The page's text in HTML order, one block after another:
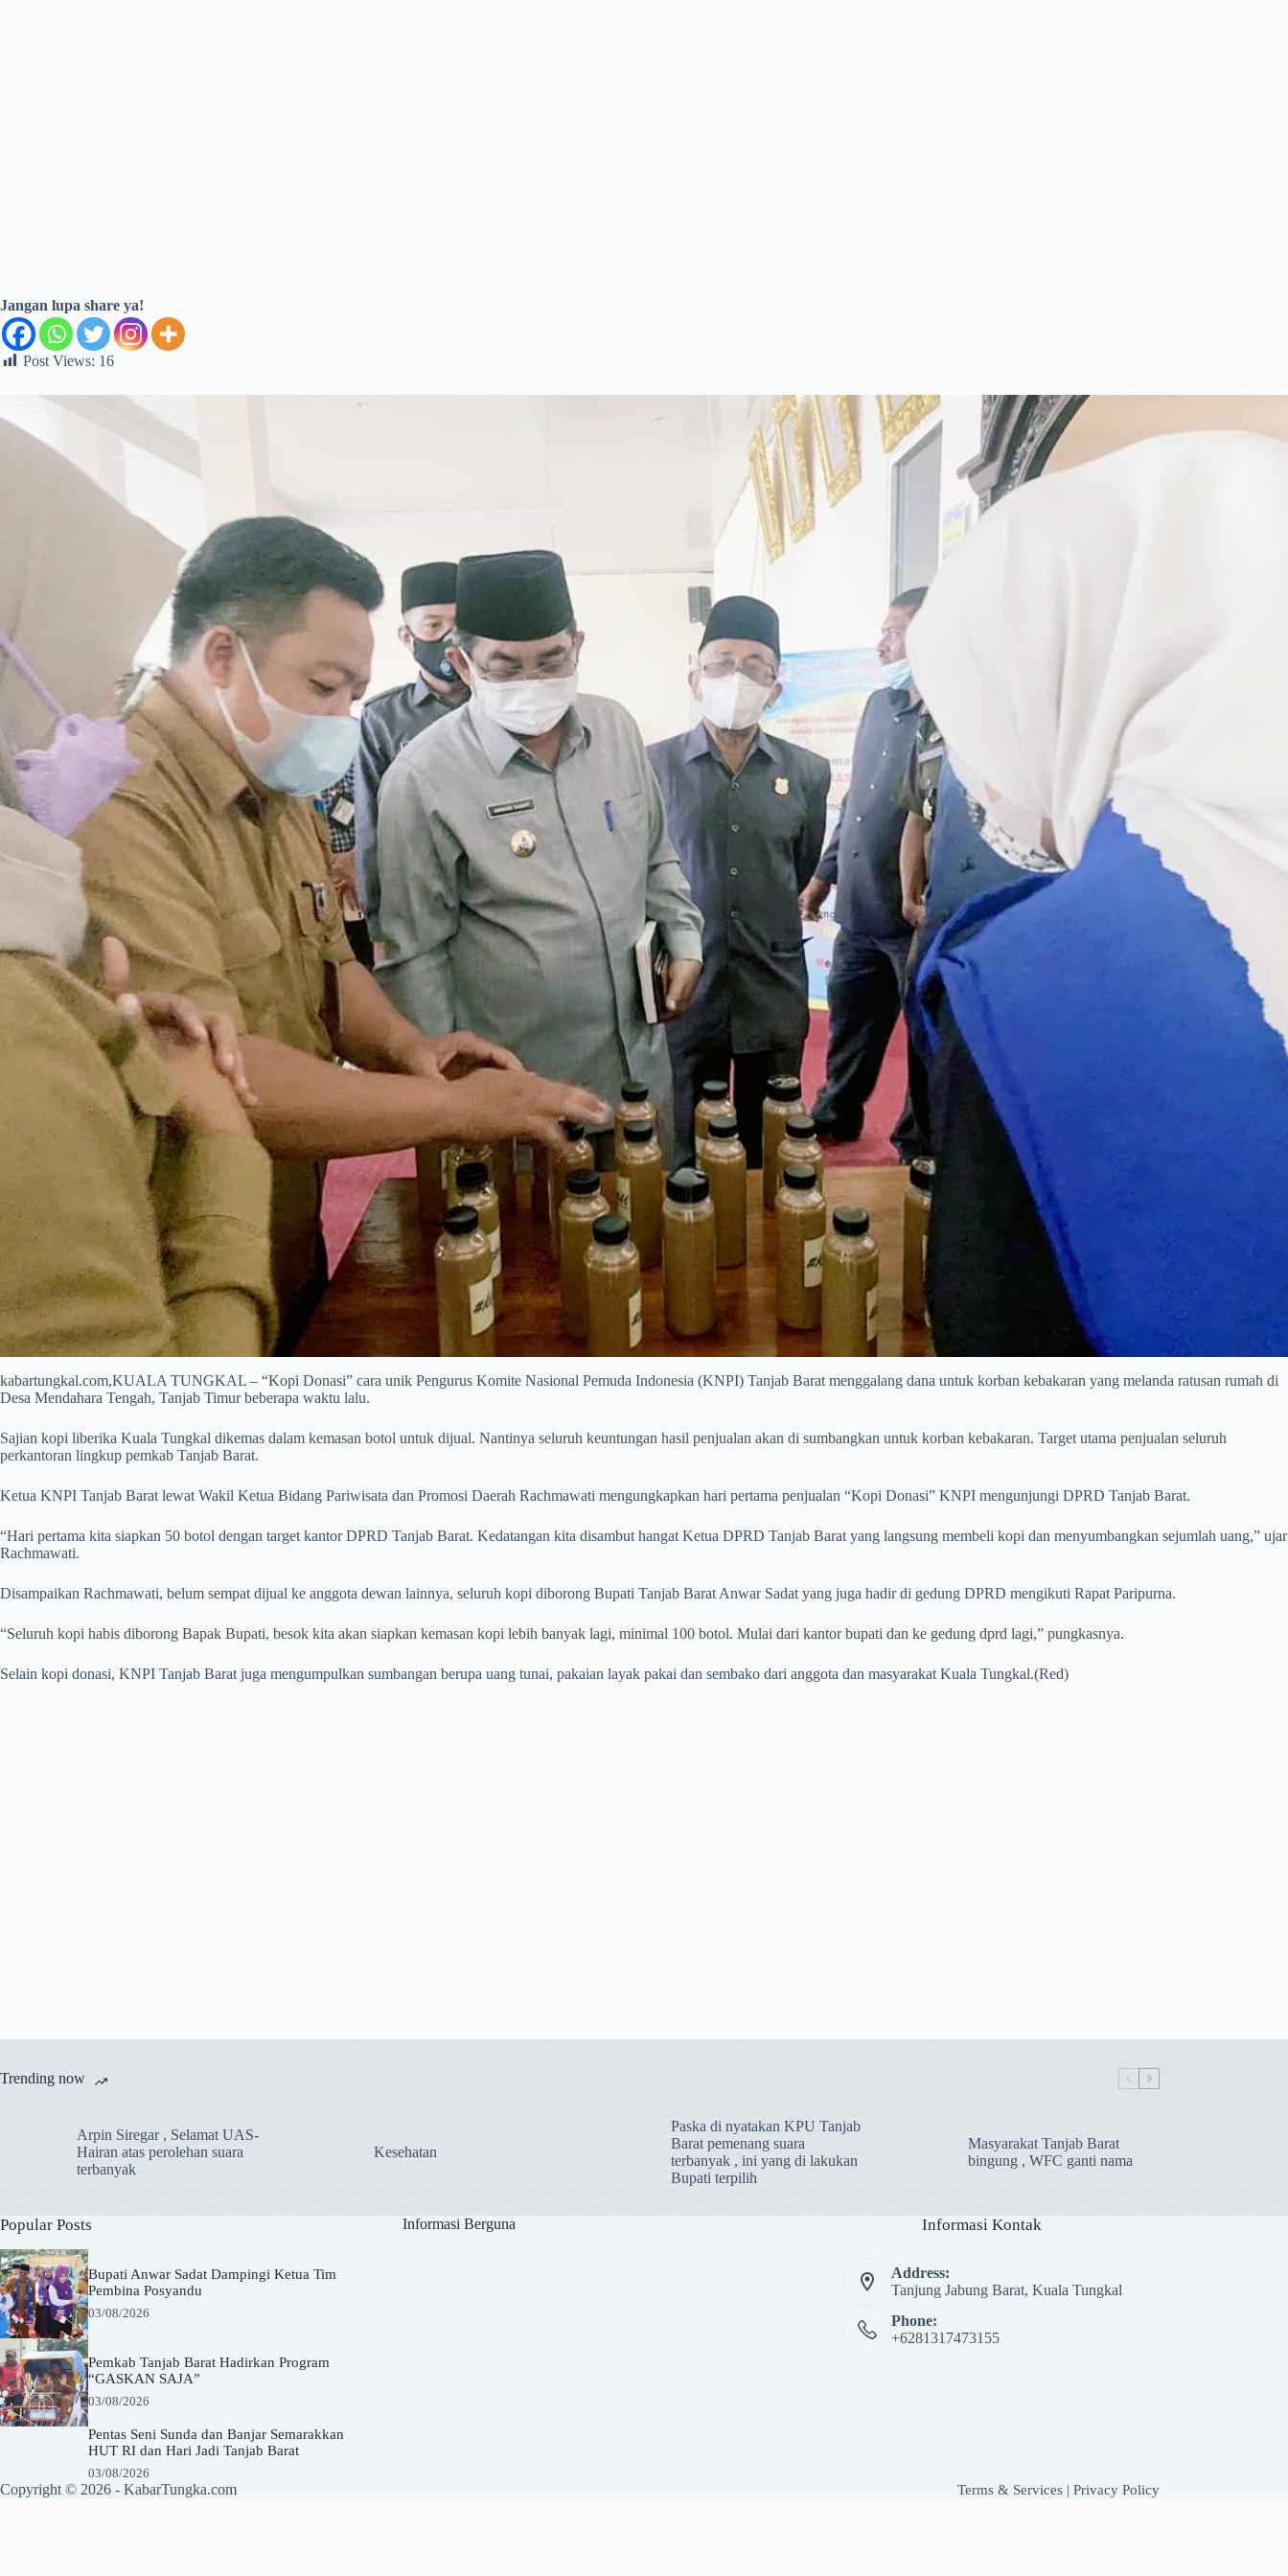
Jangan lupa share ya!
Post Views: 16
kabartungkal.com,KUALA TUNGKAL – “Kopi Donasi” cara unik Pengurus Komite Nasional Pemuda Indonesia (KNPI) Tanjab Barat menggalang dana untuk korban kebakaran yang melanda ratusan rumah di
Desa Mendahara Tengah, Tanjab Timur beberapa waktu lalu.
Sajian kopi liberika Kuala Tungkal dikemas dalam kemasan botol untuk dijual. Nantinya seluruh keuntungan hasil penjualan akan di sumbangkan untuk korban kebakaran. Target utama penjualan seluruh
perkantoran lingkup pemkab Tanjab Barat.
Ketua KNPI Tanjab Barat lewat Wakil Ketua Bidang Pariwisata dan Promosi Daerah Rachmawati mengungkapkan hari pertama penjualan “Kopi Donasi” KNPI mengunjungi DPRD Tanjab Barat.
“Hari pertama kita siapkan 50 botol dengan target kantor DPRD Tanjab Barat. Kedatangan kita disambut hangat Ketua DPRD Tanjab Barat yang langsung membeli kopi dan menyumbangkan sejumlah uang,” ujar
Rachmawati.
Disampaikan Rachmawati, belum sempat dijual ke anggota dewan lainnya, seluruh kopi diborong Bupati Tanjab Barat Anwar Sadat yang juga hadir di gedung DPRD mengikuti Rapat Paripurna.
“Seluruh kopi habis diborong Bapak Bupati, besok kita akan siapkan kemasan kopi lebih banyak lagi, minimal 100 botol. Mulai dari kantor bupati dan ke gedung dprd lagi,” pungkasnya.
Selain kopi donasi, KNPI Tanjab Barat juga mengumpulkan sumbangan berupa uang tunai, pakaian layak pakai dan sembako dari anggota dan masyarakat Kuala Tungkal.(Red)
Trending now
Arpin Siregar , Selamat UAS-
Hairan atas perolehan suara
terbanyak
Kesehatan
Paska di nyatakan KPU Tanjab
Barat pemenang suara
terbanyak , ini yang di lakukan
Bupati terpilih
Masyarakat Tanjab Barat
bingung , WFC ganti nama
Popular Posts
Bupati Anwar Sadat Dampingi Ketua Tim
Pembina Posyandu
03/08/2026
Pemkab Tanjab Barat Hadirkan Program
“GASKAN SAJA”
03/08/2026
Pentas Seni Sunda dan Banjar Semarakkan
HUT RI dan Hari Jadi Tanjab Barat
03/08/2026
Informasi Berguna Informasi Kontak
Address:
Tanjung Jabung Barat, Kuala Tungkal
Phone:
+6281317473155
Copyright © 2026 - KabarTungka.com Terms & Services| Privacy Policy